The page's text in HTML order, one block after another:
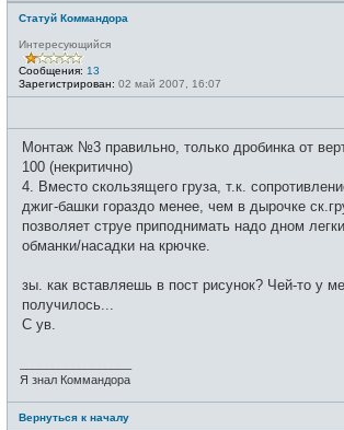
Статуй Коммандора
Интересующийся
Сообщения: 13
Зарегистрирован: 02 май 2007, 16:07
Монтаж №3 правильно, только дробинка от
100 (некритично)
4. Вместо скользящего груза, т.к.
джиг-башки гораздо менее, чем в дырочке
позволяет струе приподнимать надо дном
обманки/насадки на крючке.
зы. как вставляешь в пост рисунок? Чей-то у
получилось...
С ув.
Я знал Коммандора
Вернуться к началу